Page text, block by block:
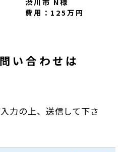
費用：125万円
い合わせは
力の上、送信して下さ